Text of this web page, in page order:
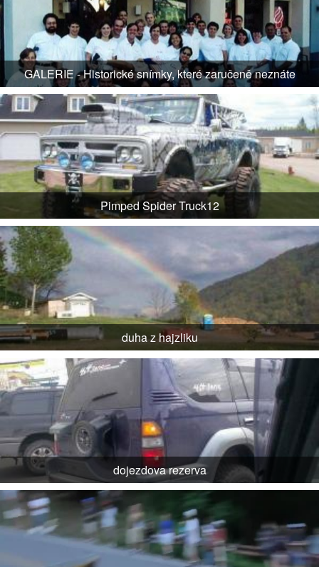
GALERIE - Historické snímky, které zaručeně neznáte
Pimped Spider Truck12
duha z hajzliku
dojezdova rezerva